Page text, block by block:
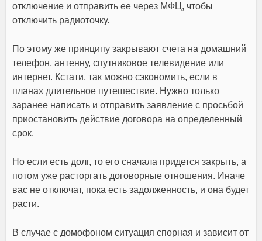
отключение и отправить ее через МФЦ, чтобы
отключить радиоточку.
По этому же принципу закрывают счета на домашний
телефон, антенну, спутниковое телевидение или
интернет. Кстати, так можно сэкономить, если в
планах длительное путешествие. Нужно только
заранее написать и отправить заявление с просьбой
приостановить действие договора на определенный
срок.
Но если есть долг, то его сначала придется закрыть, а
потом уже расторгать договорные отношения. Иначе
вас не отключат, пока есть задолженность, и она будет
расти.
В случае с домофоном ситуация спорная и зависит от